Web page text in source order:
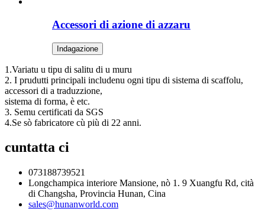
Accessori di azione di azzaru
Indagazione
1.Variatu u tipu di salitu di u muru
2. I prudutti principali includenu ogni tipu di sistema di scaffolu,
accessori di a traduzzione,
sistema di forma, è etc.
3. Semu certificati da SGS
4.Se sò fabricatore cù più di 22 anni.
cuntatta ci
073188739521
Longchampica interiore Mansione, nò 1. 9 Xuangfu Rd, cità
di Changsha, Provincia Hunan, Cina
sales@hunanworld.com